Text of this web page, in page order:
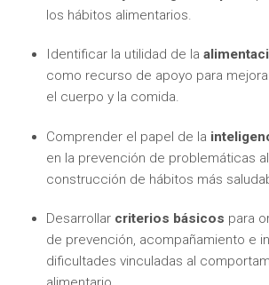
los hábitos alimentarios.
Identificar la utilidad de la
como recurso de apoyo para
el cuerpo y la comida.
Comprender el papel de la
en la prevención de problemáticas
construcción de hábitos más
Desarrollar criterios básicos para
de prevención, acompañamiento e
dificultades vinculadas al